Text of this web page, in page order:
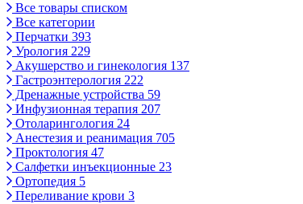
Все товары списком
Все категории
Перчатки 393
Урология 229
Акушерство и гинекология 137
Гастроэнтерология 222
Дренажные устройства 59
Инфузионная терапия 207
Отоларингология 24
Анестезия и реанимация 705
Проктология 47
Салфетки инъекционные 23
Ортопедия 5
Переливание крови 3